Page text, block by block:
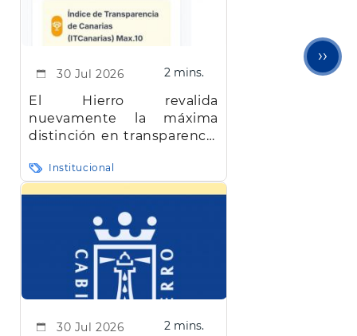
30 Jul 2026 2 mins.
El Hierro revalida
nuevamente la máxima
distinción en transparencia
Institucional
30 Jul 2026 2 mins.
››